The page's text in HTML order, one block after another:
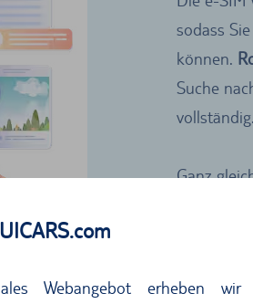
Webangebot erheben
sodass
können.
Suche
vollständig.
Ganz